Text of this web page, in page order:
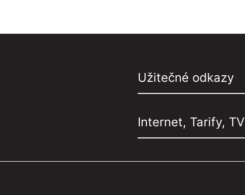
Užitečné odkazy
Internet, Tarify, TV